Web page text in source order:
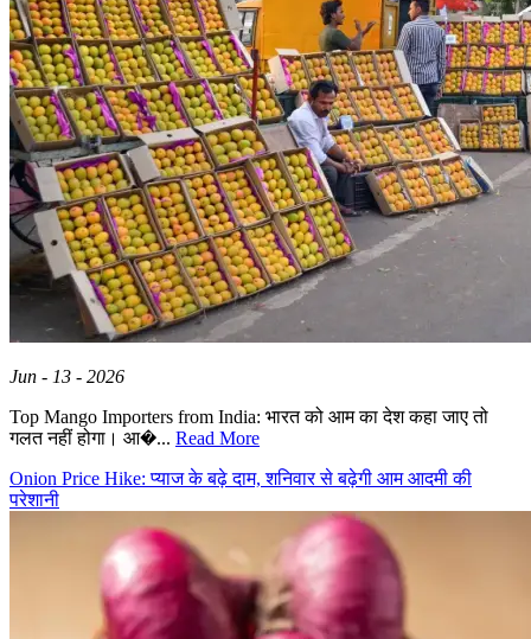
Jun - 13 - 2026
Top Mango Importers from India: भारत को आम का देश कहा जाए तो
गलत नहीं होगा। आ�... Read More
Onion Price Hike: प्याज के बढ़े दाम, शनिवार से बढ़ेगी आम आदमी की
परेशानी